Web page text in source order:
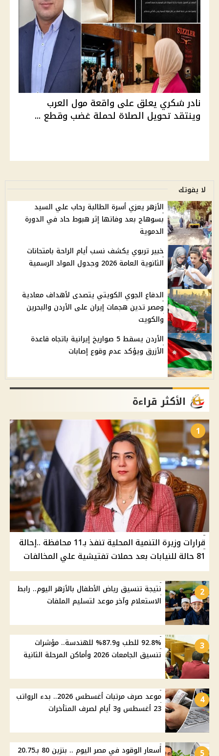
نادر شكري يعلق على واقعة مول العرب
وينتقد تحويل الصلاة لحملة غضب وقطع ...
لا يفوتك
الأزهر يعزي أسرة الطالبة رحاب علي السيد
بسوهاج بعد وفاتها إثر هبوط حاد في الدورة
الدموية
خبير تربوي يكشف نسب أيام الراحة بامتحانات
الثانوية العامة 2026 وجدول المواد الرسمية
الدفاع الجوي الكويتي يتصدى لأهداف معادية
ومصر تدين هجمات إيران على الأردن والبحرين
والكويت
الأردن يسقط 5 صواريخ إيرانية باتجاه قاعدة
الأزرق ويؤكد عدم وقوع إصابات
الأكثر قراءة
1
قرارات وزيرة التنمية المحلية تنفذ بـ11 محافظة ..إحالة
81 حالة للنيابات بعد حملات تفتيشية علي المخالفات
2
نتيجة تنسيق رياض الأطفال بالأزهر اليوم.. رابط
الاستعلام وآخر موعد لتسليم الملفات
3
92.8% للطب و87.9% للهندسة.. مؤشرات
تنسيق الجامعات 2026 وأماكن المرحلة الثانية
4
موعد صرف مرتبات أغسطس 2026.. بدء الرواتب
23 أغسطس و3 أيام لصرف المتأخرات
أسعار الوقود في مصر اليوم .. بنزين 80 بـ20.75